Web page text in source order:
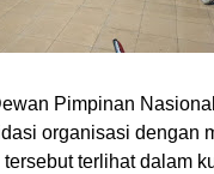
Pimpinan
organisasi dengan
terlihat dalam